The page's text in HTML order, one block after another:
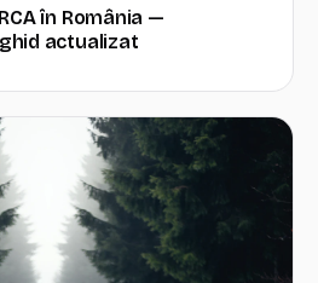
în România —
actualizat